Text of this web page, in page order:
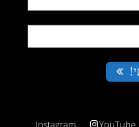
YouTube
Instagram